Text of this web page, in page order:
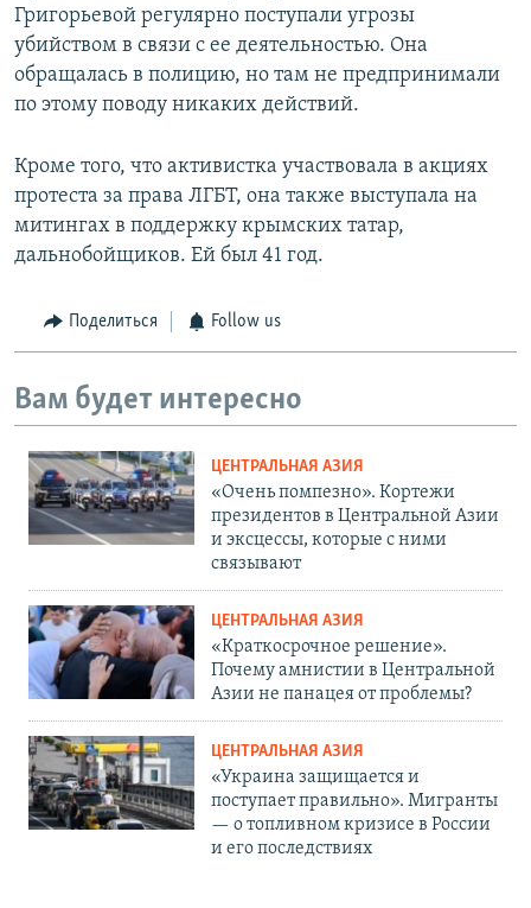
Григорьевой регулярно поступали угрозы
убийством в связи с ее деятельностью. Она
обращалась в полицию, но там не предпринимали
по этому поводу никаких действий.
Кроме того, что активистка участвовала в акциях
протеста за права ЛГБТ, она также выступала на
митингах в поддержку крымских татар,
дальнобойщиков. Ей был 41 год.
Поделиться Follow us
Вам будет интересно
ЦЕНТРАЛЬНАЯ АЗИЯ
«Очень помпезно». Кортежи
президентов в Центральной Азии
и эксцессы, которые с ними
связывают
ЦЕНТРАЛЬНАЯ АЗИЯ
«Краткосрочное решение».
Почему амнистии в Центральной
Азии не панацея от проблемы?
ЦЕНТРАЛЬНАЯ АЗИЯ
«Украина защищается и
поступает правильно». Мигранты
— о топливном кризисе в России
и его последствиях